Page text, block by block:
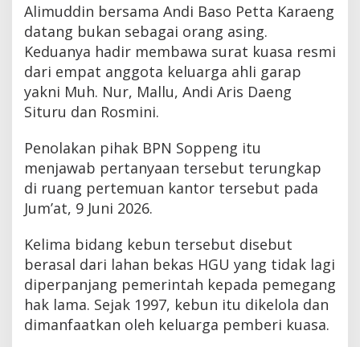
Alimuddin bersama Andi Baso Petta Karaeng
datang bukan sebagai orang asing.
Keduanya hadir membawa surat kuasa resmi
dari empat anggota keluarga ahli garap
yakni Muh. Nur, Mallu, Andi Aris Daeng
Situru dan Rosmini.
Penolakan pihak BPN Soppeng itu
menjawab pertanyaan tersebut terungkap
di ruang pertemuan kantor tersebut pada
Jum’at, 9 Juni 2026.
Kelima bidang kebun tersebut disebut
berasal dari lahan bekas HGU yang tidak lagi
diperpanjang pemerintah kepada pemegang
hak lama. Sejak 1997, kebun itu dikelola dan
dimanfaatkan oleh keluarga pemberi kuasa.